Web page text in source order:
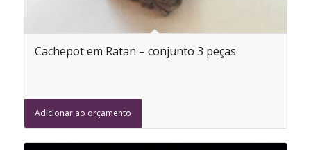
Cachepot em Ratan – conjunto 3 peças
Adicionar ao orçamento